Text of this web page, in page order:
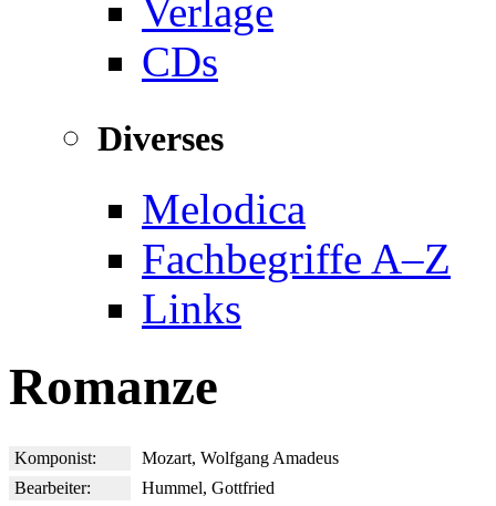
Verlage
CDs
Diverses
Melodica
Fachbegriffe A–Z
Links
Romanze
Komponist:
Mozart, Wolfgang Amadeus
Bearbeiter:
Hummel, Gottfried